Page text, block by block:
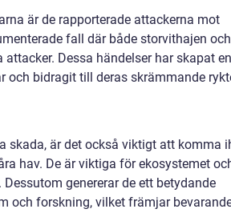
är de rapporterade attackerna mot
fall där både storvithajen
Dessa händelser har skapat en
och bidragit till deras skrämmande
skada, är det också viktigt att komma
hav. De är viktiga för ekosystemet
genererar de ett betydande
och forskning, vilket främjar